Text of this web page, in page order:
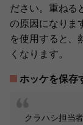
ださい。重ねる
の原因になりま
を使用すると、
くなります。
ホッケを保存
クラハシ担当